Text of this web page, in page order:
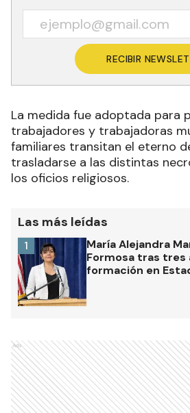
RECIBIR
La medida fue adoptada para
trabajadores y trabajadoras
familiares transitan el eterno
trasladarse a las distintas
los oficios religiosos.
Las más leídas
María Alejandra
Formosa tras tres
formación en
1
Ads